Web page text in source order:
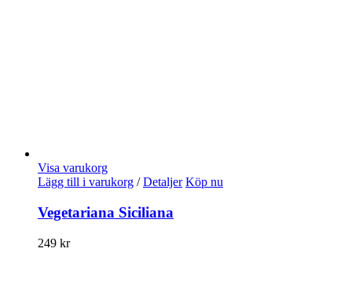
Visa varukorg
Lägg till i varukorg / Detaljer Köp nu
Vegetariana Siciliana
249 kr